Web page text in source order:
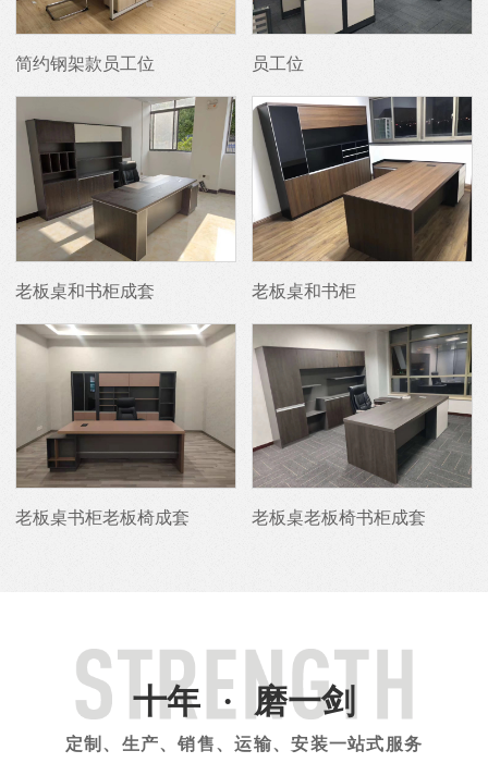
简约钢架款员工位 员工位
老板桌和书柜成套 老板桌和书柜
老板桌书柜老板椅成套 老板桌老板椅书柜成套
十年 · 磨一剑
定制、生产、销售、运输、安装一站式服务